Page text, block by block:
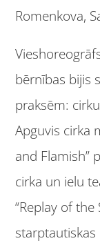
Romenkova,
bērnības bijis
praksēm:
Apguvis cirka
and Flamish”
cirka un ielu
“Replay of the